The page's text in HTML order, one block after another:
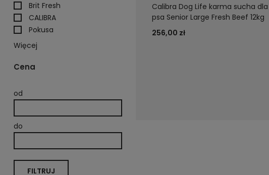
Brit Fresh
CALIBRA
Pokusa
Więcej
Cena
od
do
FILTRUJ
Calibra Dog Life karma sucha dla
psa Senior Large Fresh Beef 12kg
256,00 zł